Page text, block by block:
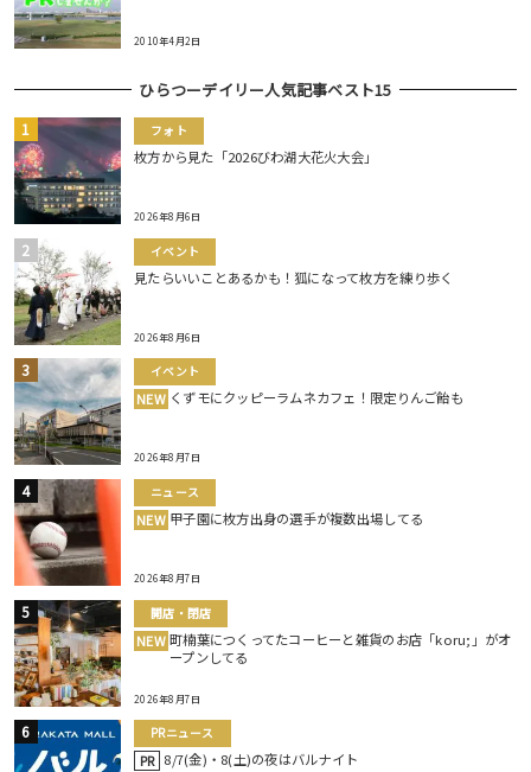
2010年4月2日
ひらつーデイリー人気記事ベスト15
フォト
枚方から見た「2026びわ湖大花火大会」
2026年8月6日
イベント
見たらいいことあるかも！狐になって枚方を練り歩く
2026年8月6日
イベント
NEW くずモにクッピーラムネカフェ！限定りんご飴も
2026年8月7日
ニュース
NEW 甲子園に枚方出身の選手が複数出場してる
2026年8月7日
開店・閉店
NEW 町楠葉につくってたコーヒーと雑貨のお店「koru;」がオ
ープンしてる
2026年8月7日
PRニュース
PR 8/7(金)・8(土)の夜はバルナイト